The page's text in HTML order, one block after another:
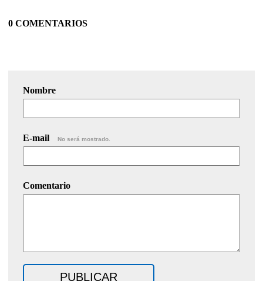
0 COMENTARIOS
Nombre
E-mail No será mostrado.
Comentario